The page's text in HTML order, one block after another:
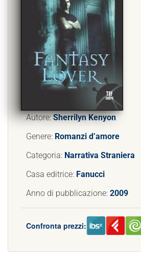
Autore:Sherrilyn Kenyon
Genere: Romanzi d’amore
Categoria: Narrativa Straniera
Casa editrice: Fanucci
Anno di pubblicazione: 2009
Confronta prezzi: